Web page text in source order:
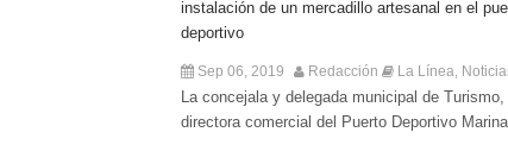
Sep 06, 2019 Redacción La Línea
La concejala y delegada municipal de
directora comercial del Puerto Deportivo